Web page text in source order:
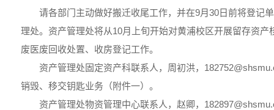
请各部门主动做好搬迁收尾工作，并在9月30日前将登记
理处。资产管理处将从10月上旬开始对黄浦校区开展留存资产
废医废回收处置、收房登记工作。
资产管理处固定资产科联系人，周初洪，
销毁、移交钥匙业务（附件一）。
资产管理处物资管理中心联系人，赵卿，